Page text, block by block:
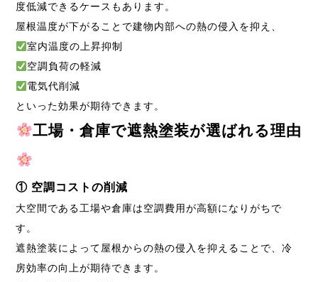
度低減できるケースもあります。
屋根温度が下がることで建物内部への熱の侵入を抑え、
室内温度の上昇抑制
空調負荷の軽減
電気代削減
といった効果が期待できます。
工場・倉庫で遮熱塗装が選ばれる理由
① 空調コストの削減
大空間である工場や倉庫は空調費用が高額になりがちで
す。
遮熱塗装によって屋根からの熱の侵入を抑えることで、冷
房効率の向上が期待できます。